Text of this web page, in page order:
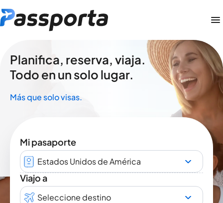
Planifica, reserva, viaja.
Todo en un solo lugar.
Más que solo visas.
Mi pasaporte
Estados Unidos de América
Viajo a
Seleccione destino